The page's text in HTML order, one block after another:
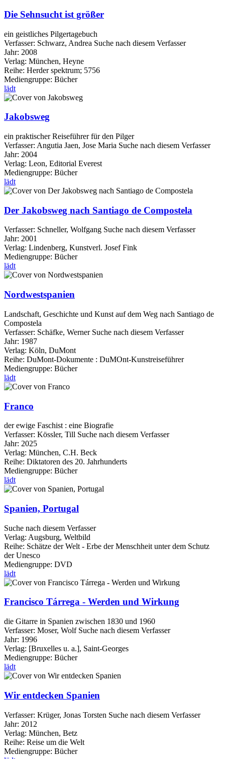
Die Sehnsucht ist größer
ein geistliches Pilgertagebuch
Verfasser: Schwarz, Andrea Suche nach diesem Verfasser
Jahr: 2008
Verlag: München, Heyne
Reihe: Herder spektrum; 5756
Mediengruppe: Bücher
lädt
Jakobsweg
ein praktischer Reiseführer für den Pilger
Verfasser: Angutia Jaen, Jose Maria Suche nach diesem Verfasser
Jahr: 2004
Verlag: Leon, Editorial Everest
Mediengruppe: Bücher
lädt
Der Jakobsweg nach Santiago de Compostela
Verfasser: Schneller, Wolfgang Suche nach diesem Verfasser
Jahr: 2001
Verlag: Lindenberg, Kunstverl. Josef Fink
Mediengruppe: Bücher
lädt
Nordwestspanien
Landschaft, Geschichte und Kunst auf dem Weg nach Santiago de
Compostela
Verfasser: Schäfke, Werner Suche nach diesem Verfasser
Jahr: 1987
Verlag: Köln, DuMont
Reihe: DuMont-Dokumente : DuMOnt-Kunstreiseführer
Mediengruppe: Bücher
lädt
Franco
der ewige Faschist : eine Biografie
Verfasser: Kössler, Till Suche nach diesem Verfasser
Jahr: 2025
Verlag: München, C.H. Beck
Reihe: Diktatoren des 20. Jahrhunderts
Mediengruppe: Bücher
lädt
Spanien, Portugal
Suche nach diesem Verfasser
Verlag: Augsburg, Weltbild
Reihe: Schätze der Welt - Erbe der Menschheit unter dem Schutz
der Unesco
Mediengruppe: DVD
lädt
Francisco Tárrega - Werden und Wirkung
die Gitarre in Spanien zwischen 1830 und 1960
Verfasser: Moser, Wolf Suche nach diesem Verfasser
Jahr: 1996
Verlag: [Bruxelles u. a.], Saint-Georges
Mediengruppe: Bücher
lädt
Wir entdecken Spanien
Verfasser: Krüger, Jonas Torsten Suche nach diesem Verfasser
Jahr: 2012
Verlag: München, Betz
Reihe: Reise um die Welt
Mediengruppe: Bücher